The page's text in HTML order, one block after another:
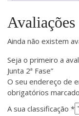
Avaliações
Ainda não existem
Seja o primeiro a
Junta 2ª Fase”
O seu endereço de
obrigatórios
A sua classificação *